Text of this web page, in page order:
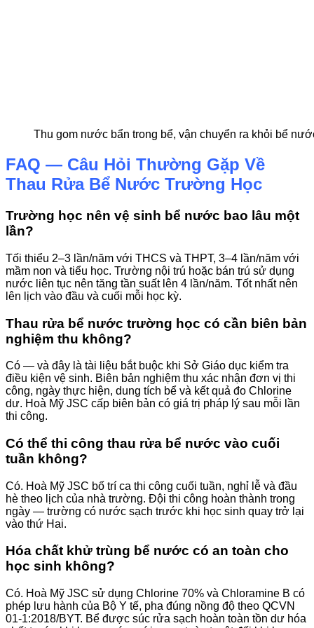
Thu gom nước bẩn trong bể, vận chuyển ra khỏi bể
FAQ — Câu Hỏi Thường Gặp Về
Thau Rửa Bể Nước Trường Học
Trường học nên vệ sinh bể nước bao lâu một
lần?
Tối thiểu 2–3 lần/năm với THCS và THPT, 3–4 lần/năm với
mầm non và tiểu học. Trường nội trú hoặc bán trú sử dụng
nước liên tục nên tăng tần suất lên 4 lần/năm. Tốt nhất nên
lên lịch vào đầu và cuối mỗi học kỳ.
Thau rửa bể nước trường học có cần biên bản
nghiệm thu không?
Có — và đây là tài liệu bắt buộc khi Sở Giáo dục kiểm tra
điều kiện vệ sinh. Biên bản nghiệm thu xác nhận đơn vị thi
công, ngày thực hiện, dung tích bể và kết quả đo Chlorine
dư. Hoà Mỹ JSC cấp biên bản có giá trị pháp lý sau mỗi lần
thi công.
Có thể thi công thau rửa bể nước vào cuối
tuần không?
Có. Hoà Mỹ JSC bố trí ca thi công cuối tuần, nghỉ lễ và đầu
hè theo lịch của nhà trường. Đội thi công hoàn thành trong
ngày — trường có nước sạch trước khi học sinh quay trở lại
vào thứ Hai.
Hóa chất khử trùng bể nước có an toàn cho
học sinh không?
Có. Hoà Mỹ JSC sử dụng Chlorine 70% và Chloramine B có
phép lưu hành của Bộ Y tế, pha đúng nồng độ theo QCVN
01-1:2018/BYT. Bể được súc rửa sạch hoàn toàn tồn dư hóa